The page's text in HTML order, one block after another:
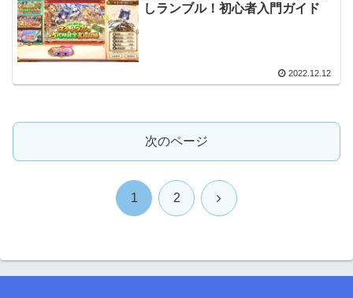
しランブル！初心者入門ガイド
2022.12.12
次のページ
1 2 次